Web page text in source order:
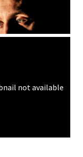
not available